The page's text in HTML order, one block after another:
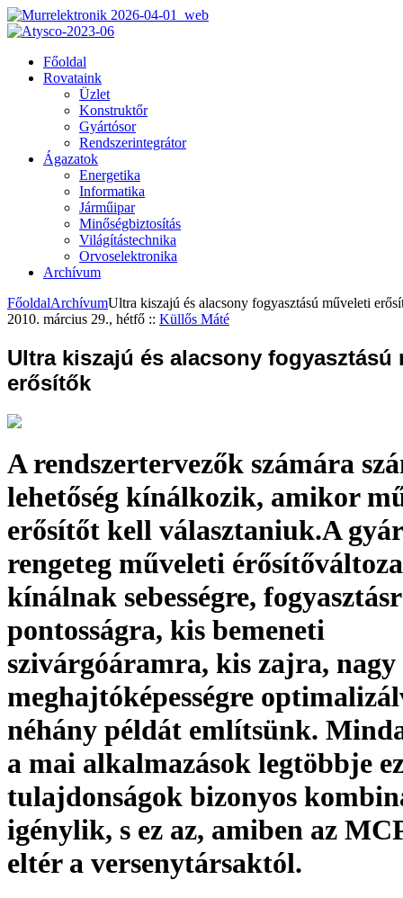
Főoldal
Rovataink
Üzlet
Konstruktőr
Gyártósor
Rendszerintegrátor
Ágazatok
Energetika
Informatika
Járműipar
Minőségbiztosítás
Világítástechnika
Orvoselektronika
Archívum
FőoldalArchívumUltra kiszajú és alacsony fogyasztású műveleti
2010. március 29., hétfő :: Küllős Máté
Ultra kiszajú és alacsony fogyasztású
erősítők
A rendszertervezők számára
lehetőség kínálkozik, amikor
erősítőt kell választaniuk.A
rengeteg műveleti
kínálnak sebességre,
pontosságra, kis bemeneti
szivárgóáramra, kis zajra,
meghajtóképességre
néhány példát említsünk.
a mai alkalmazások legtöbbje
tulajdonságok bizonyos
igénylik, s ez az, amiben az
eltér a versenytársaktól.